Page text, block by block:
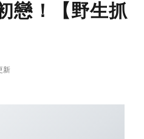
戀！【野生抓
新